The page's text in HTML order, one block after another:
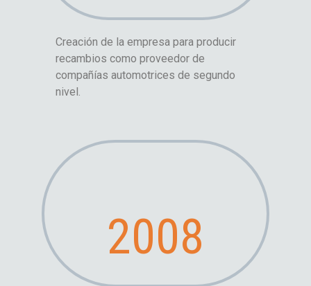
Creación de la empresa para producir
recambios como proveedor de
compañías automotrices de segundo
nivel.
2008